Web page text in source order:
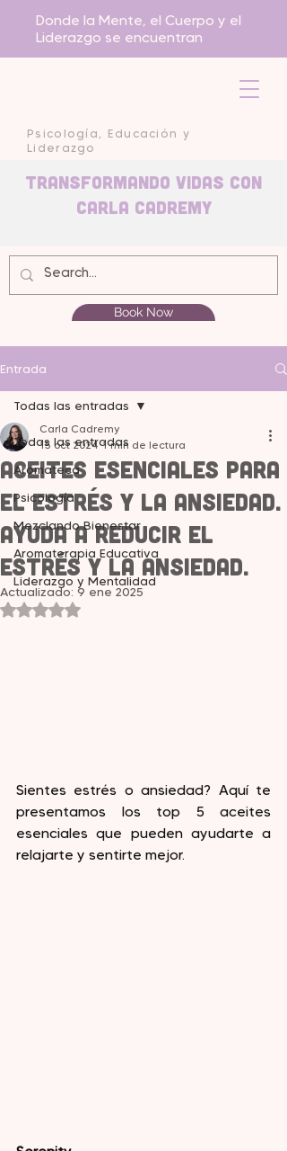
Psicología, Educación y
Liderazgo
Donde la Mente, el Cuerpo y el
Liderazgo se encuentran
Transformando Vidas con
carla Cadremy
Book Now
Entrada
Todas las entradas
Aromateca
Psicología
Mezclando Bienestar
Aromaterapia Educativa
Liderazgo y Mentalidad
Todas las entradas
Aceites Esenciales para
el Estrés y la Ansiedad.
Ayuda a reducir el
estrés y la ansiedad.
Carla Cadremy
15 oct 2024 1 min de lectura
Actualizado: 9 ene 2025
Obtuvo NaN de 5 estrellas.
Sientes estrés o ansiedad? Aquí te
presentamos los top 5 aceites
esenciales que pueden ayudarte a
relajarte y sentirte mejor.